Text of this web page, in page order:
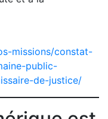
missions/constat-
public-
de-justice/